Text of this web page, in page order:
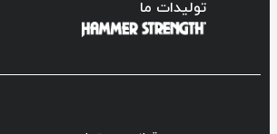
تولیدات ما